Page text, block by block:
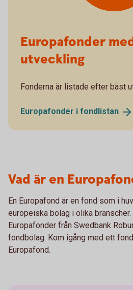
Europafonder
utveckling
Fonderna är listade efter bäst
Europafonder i fondlistan
Vad är en
En Europafond är en fond som i
europeiska bolag i olika
Europafonder från Swedbank
fondbolag. Kom igång med ett
Europafond.